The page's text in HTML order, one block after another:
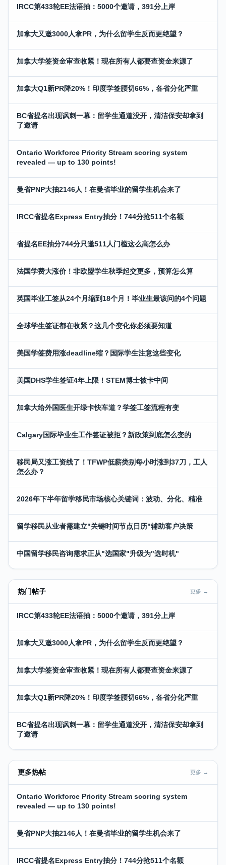
IRCC第433轮EE法语抽：5000个邀请，391分上岸
加拿大又邀3000人拿PR，为什么留学生反而更绝望？
加拿大学签资金审查收紧！现在所有人都要查资金来源了
加拿大Q1新PR降20%！印度学签腰切66%，各省分化严重
BC省提名出现讽刺一幕：留学生通道没开，清洁保安却拿到
了邀请
Ontario Workforce Priority Stream scoring system
revealed — up to 130 points!
曼省PNP大抽2146人！在曼省毕业的留学生机会来了
IRCC省提名Express Entry抽分！744分抢511个名额
省提名EE抽分744分只邀511人门槛这么高怎么办
法国学费大涨价！非欧盟学生秋季起交更多，预算怎么算
英国毕业工签从24个月缩到18个月！毕业生最该问的4个问题
全球学生签证都在收紧？这几个变化你必须要知道
美国学签费用涨deadline缩？国际学生注意这些变化
美国DHS学生签证4年上限！STEM博士被卡中间
加拿大给外国医生开绿卡快车道？学签工签流程有变
Calgary国际毕业生工作签证被拒？新政策到底怎么变的
移民局又涨工资线了！TFWP低薪类别每小时涨到37刀，工人
怎么办？
2026年下半年留学移民市场核心关键词：波动、分化、精准
留学移民从业者需建立"关键时间节点日历"辅助客户决策
中国留学移民咨询需求正从"选国家"升级为"选时机"
热门帖子 更多 →
IRCC第433轮EE法语抽：5000个邀请，391分上岸
加拿大又邀3000人拿PR，为什么留学生反而更绝望？
加拿大学签资金审查收紧！现在所有人都要查资金来源了
加拿大Q1新PR降20%！印度学签腰切66%，各省分化严重
BC省提名出现讽刺一幕：留学生通道没开，清洁保安却拿到
了邀请
更多热帖 更多 →
Ontario Workforce Priority Stream scoring system
revealed — up to 130 points!
曼省PNP大抽2146人！在曼省毕业的留学生机会来了
IRCC省提名Express Entry抽分！744分抢511个名额